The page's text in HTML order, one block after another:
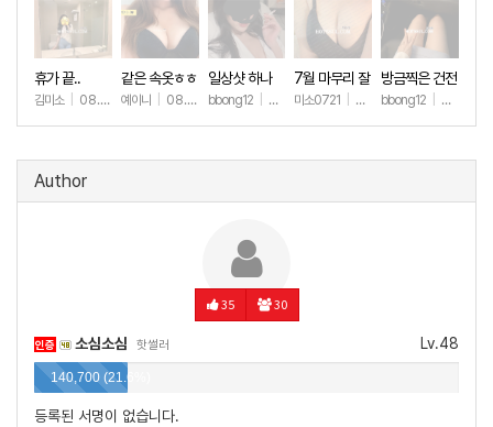
휴가 끝..
김미소 08.07 +6
같은 속옷ㅎㅎ
예이니 08.04 +64
일상샷 하나
bbong12 07.31+89
7월 마무리 잘
하세요🫶
미소0721 07.31+245
방금찍은 건전
한 일상샷
bbong12 07.28
Author
35 30
Lv.48
인증 소심소심 핫썰러
140,700 (21.6%)
등록된 서명이 없습니다.